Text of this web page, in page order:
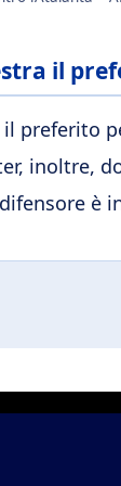
il
preferito
inoltre,
è